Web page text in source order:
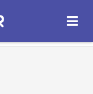
ОТКРЫТЬ